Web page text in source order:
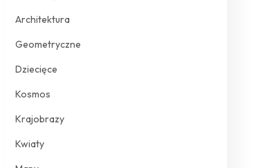
Architektura
Geometryczne
Dziecięce
Kosmos
Krajobrazy
Kwiaty